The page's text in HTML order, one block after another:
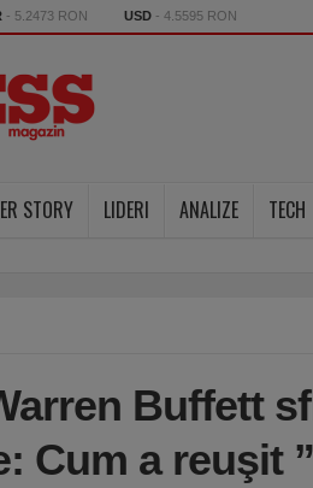
- 5.2473 RON USD - 4.5595 RON
STORY LIDERI ANALIZE TECH
Buffett
Cum a reuşit